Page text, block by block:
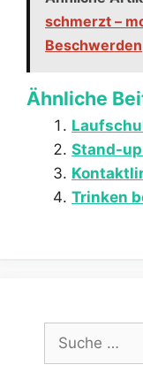
schmerzt –
Beschwerden
Ähnliche
Stand-
Trinken
Suche